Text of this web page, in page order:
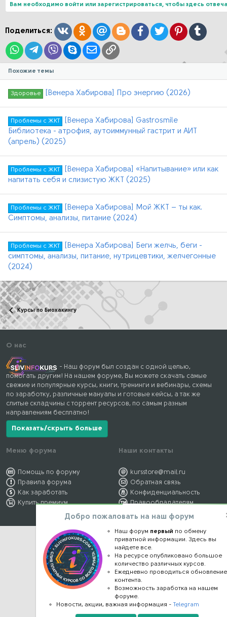
ц
и
:
Вам необходимо войти или зарегистрироваться, чтобы здесь
Поделиться: ВконтактеОдноклассники
Mail.ruBloggerFacebook
TwitterPinterestTumblr
WhatsAppTelegram
ViberSkypeЭлектронная почта
Ссылка
Похожие темы
Здоровье [Венера Хабирова] Про энергию (2026)
Проблемы с ЖКТ
[Венера Хабирова] Gastrosmile
Библиотека - атрофия, аутоиммунный гастрит и АИТ
(апрель) (2025)
Проблемы с ЖКТ
[Венера Хабирова] «Напитывание» или как
напитать себя и слизистую ЖКТ (2025)
Проблемы с ЖКТ
[Венера Хабирова] Мой ЖКТ – ты как.
Симптомы, анализы, питание (2024)
Проблемы с ЖКТ
[Венера Хабирова] Беги желчь, беги -
симптомы, анализы, питание, нутрицевтики, желчегонные
(2024)
Курсы по Биохакингу
О нас
- Наш форум был создан с одной целью,
помогать другим! На нашем форуме, Вы можете скачать самые
свежие и популярные курсы, книги, тренинги и вебинары, схемы
по заработку, различные мануалы и готовые кейсы, а так же
слитые складчины с торрент ресурсов, по самым разным
направлениям бесплатно!
Показать/скрыть больше
Меню форума
Помощь по форуму
Правила форума
Как заработать
Купить премиум
Наши контакты
kursstore@mail.ru
Обратная связь
Конфиденциальность
Правообладателям
Добро пожаловать на наш форум
Наш форум первый по обмену
приватной информации. Здесь вы
найдете все.
На ресурсе опубликовано большое
количество различных курсов.
Ежедневно проводиться обновление
контента.
Возможность заработка на нашем
форуме.
Новости, акции, важная информация -Telegram